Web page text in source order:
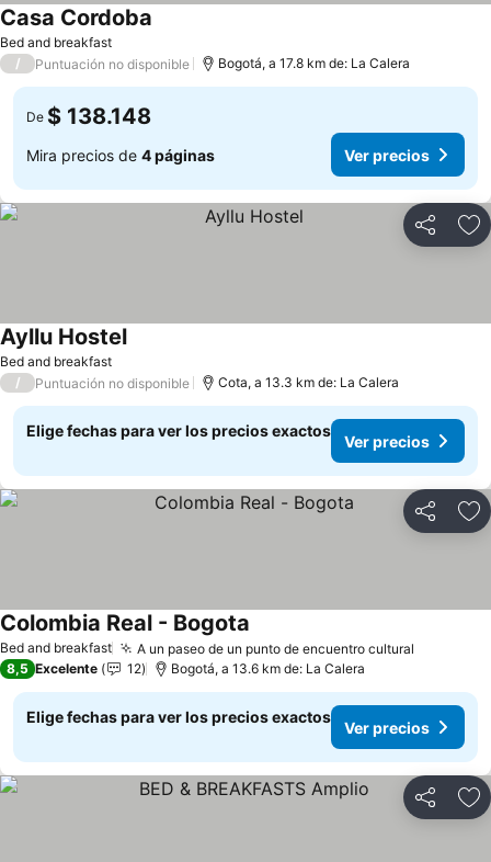
Bed and breakfast
Casa Cordoba
/ Puntuación no disponible Bogotá, a 17.8 km de: La Calera
De $ 138.148
Mira precios de 4 páginas Ver precios
Compartir
Bed and breakfast
Ayllu HostelVer precios
/ Puntuación no disponible Cota, a 13.3 km de: La Calera
Elige fechas para ver los precios exactos
Ver precios
Compartir
Bed and breakfast A un paseo de un punto de encuentro cultural
Colombia Real - Bogota
8,5 Excelente 12 Bogotá, a 13.6 km de: La Calera
Elige fechas para ver los precios exactos
Ver precios
Compartir